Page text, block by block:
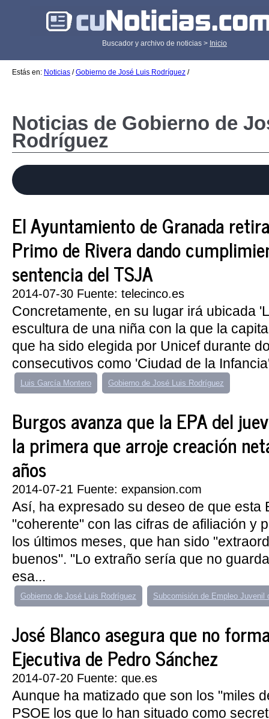
Buscador y archivo de noticias > Inicio
Estás en: Noticias /Gobierno de José Luis Rodríguez /
Noticias de Gobierno de
Rodríguez
El Ayuntamiento de Granada
Primo de Rivera dando
sentencia del TSJA
2014-07-30 Fuente: telecinco.es
Concretamente, en su lugar irá ubicada
escultura de una niña con la que la
que ha sido elegida por Unicef durante
consecutivos como 'Ciudad de la
Luis García Montero Gobierno de José Luis Rodríguez
Burgos avanza que la EPA del
la primera que arroje creación
años
2014-07-21 Fuente: expansion.com
Así, ha expresado su deseo de que esta
"coherente" con las cifras de afiliación y
los últimos meses, que han sido
buenos". "Lo extraño sería que no
esa...
Gobierno de José Luis Rodríguez Subcomisión de Empleo Juvenil
José Blanco asegura que no
Ejecutiva de Pedro Sánchez
2014-07-20 Fuente: que.es
Aunque ha matizado que son los "miles
PSOE los que lo han situado como